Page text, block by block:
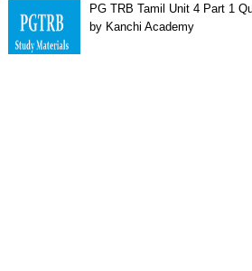
PG TRB Tamil Unit 4 Part 1
by Kanchi Academy